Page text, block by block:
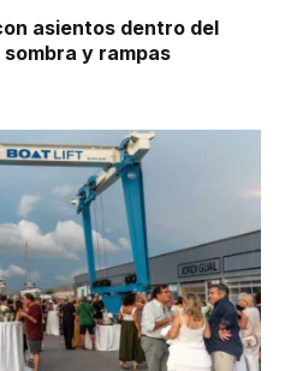
asientos dentro del
y rampas